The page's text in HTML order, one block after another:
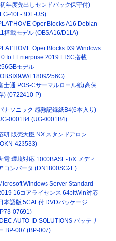
年度先出しセンドバック保守付)
40F-BDL-US)
OpenBlocks A16 Debian
搭載モデル (OBSA16/D11A)
OpenBlocks IX9 Windows
IoT Enterprise 2019 LTSC搭載
モデル
W/L1809/256G)
士通 POS-Cサーマルロール紙(高保
) (0722410-P)
ナソニック 感熱記録紙B4(6本入り)
0001B4 (UG-0001B4)
研 販売大臣 NX スタンドアロン
423533)
電 環境対応 1000BASE-T/X メディ
コンバータ (DN1800SG2E)
Windows Server Standard
16コアライセンス 64bitWin対応
本語版 5CAL付 DVDパッケージ
07691)
IDEC AUTO-ID SOLUTIONS バッテリ
BP-007 (BP-007)